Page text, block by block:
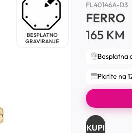
BESPLATNO
GRAVIRANJE
FL40146A-D3
FERRO
165 KM
Besplatna
Platite na
KUPI